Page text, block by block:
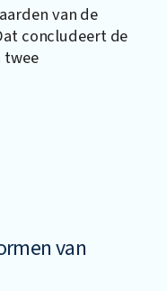
van de
concludeert de
twee
van